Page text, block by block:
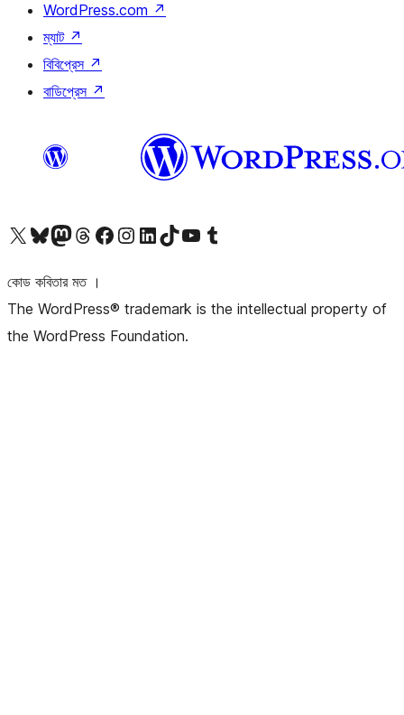
WordPress.com ↗
ম্যাট ↗
বিবিপ্রেস ↗
বাডিপ্রেস ↗
আমাদের X (আগের টুইটার) অ্যাকাউন্টে যানআমাদের Bluesky অ্যাকাউন্টটি দেখুনআমাদের মাস্টোডন অ্যাকাউন্টটি দেখুনআমাদের থ্রেডস অ্যাকাউন্টটি দেখুনআমাদের ফেসবুক পেজ দেখুনআমাদের ইন্সটাগ্রাম অ্যাকাউন্ট দেখুনআমাদের লিঙ্কডইন অ্যাকাউন্টে যানআমাদের TikTok অ্যাকাউন্টটি দেখুনআমাদের ইউটিউব চ্যানেলে যান আমাদের টাম্বলার অ্যাকাউন্ট দেখুন
কোড কবিতার মত ।
The WordPress® trademark is the intellectual property of
the WordPress Foundation.